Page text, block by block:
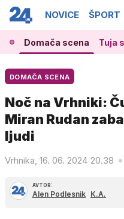
NOVICE ŠPORT
Domača scena Tuja
DOMAČA SCENA
Noč na Vrhniki:
Miran Rudan
ljudi
Vrhnika, 16. 06. 2024 20.38
AVTOR:
Alen Podlesnik K.A.